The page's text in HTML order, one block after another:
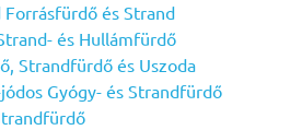
és Strand
és Hullámfürdő
Strandfürdő és Uszoda
Gyógy- és Strandfürdő